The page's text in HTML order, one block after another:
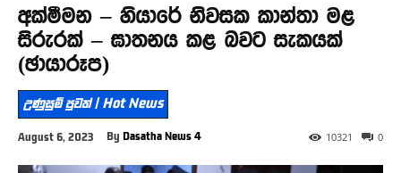
අක්මීමන – හියාරේ නිවසක කාන්තා මළ
සිරුරක් – ඝාතනය කළ බවට සැකයක්
(ඡායාරූප)
උණුසුම් පුවත් | Hot News
August 6, 2023 By Dasatha News 4 0
10321